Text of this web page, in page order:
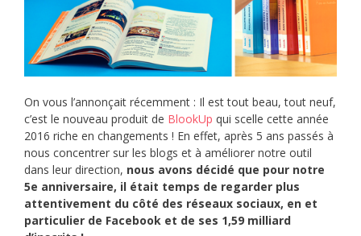
On vous l’annonçait récemment : Il est tout beau, tout neuf,
c’est le nouveau produit de BlookUp qui scelle cette année
2016 riche en changements ! En effet, après 5 ans passés à
nous concentrer sur les blogs et à améliorer notre outil
dans leur direction, nous avons décidé que pour notre
5e anniversaire, il était temps de regarder plus
attentivement du côté des réseaux sociaux, en et
particulier de Facebook et de ses 1,59 milliard